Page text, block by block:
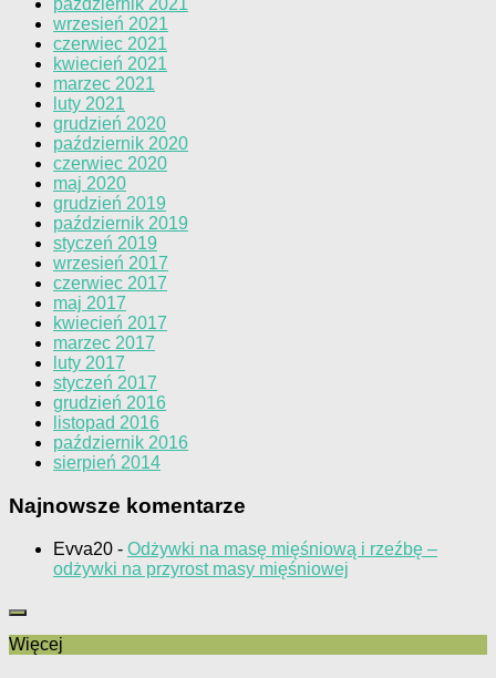
październik 2021
wrzesień 2021
czerwiec 2021
kwiecień 2021
marzec 2021
luty 2021
grudzień 2020
październik 2020
czerwiec 2020
maj 2020
grudzień 2019
październik 2019
styczeń 2019
wrzesień 2017
czerwiec 2017
maj 2017
kwiecień 2017
marzec 2017
luty 2017
styczeń 2017
grudzień 2016
listopad 2016
październik 2016
sierpień 2014
Najnowsze komentarze
Evva20 - Odżywki na masę mięśniową i rzeźbę –
odżywki na przyrost masy mięśniowej
Więcej